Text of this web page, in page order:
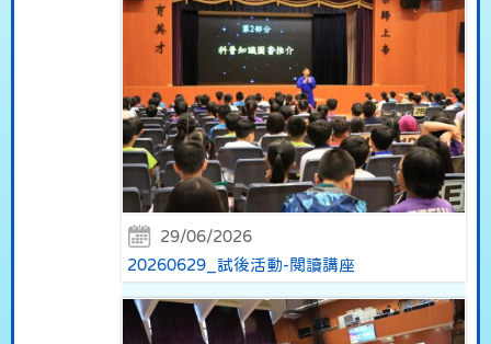
29/06/2026
20260629_試後活動-閱讀講座